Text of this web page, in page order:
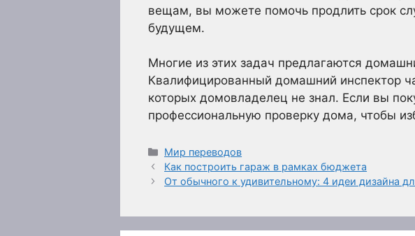
вещам, вы можете помочь продлить срок
будущем.
Многие из этих задач предлагаются
Квалифицированный домашний инспектор
которых домовладелец не знал. Если вы
профессиональную проверку дома, чтобы
Рубрики
Мир переводов
Как построить гараж в рамках бюджета
От обычного к удивительному: 4 идеи дизайна